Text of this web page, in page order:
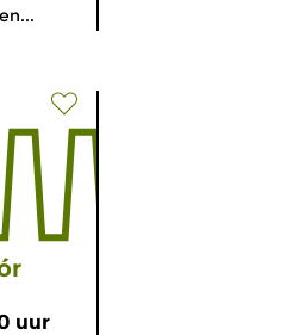
uur